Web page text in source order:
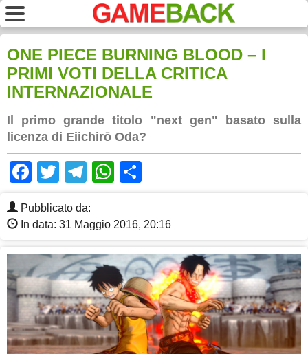
ONE PIECE BURNING BLOOD – I
PRIMI VOTI DELLA CRITICA
INTERNAZIONALE
Il primo grande titolo "next gen" basato sulla
licenza di Eiichirō Oda?
Facebook
TwitterTelegram
WhatsApp
Pubblicato da:
In data: 31 Maggio 2016, 20:16